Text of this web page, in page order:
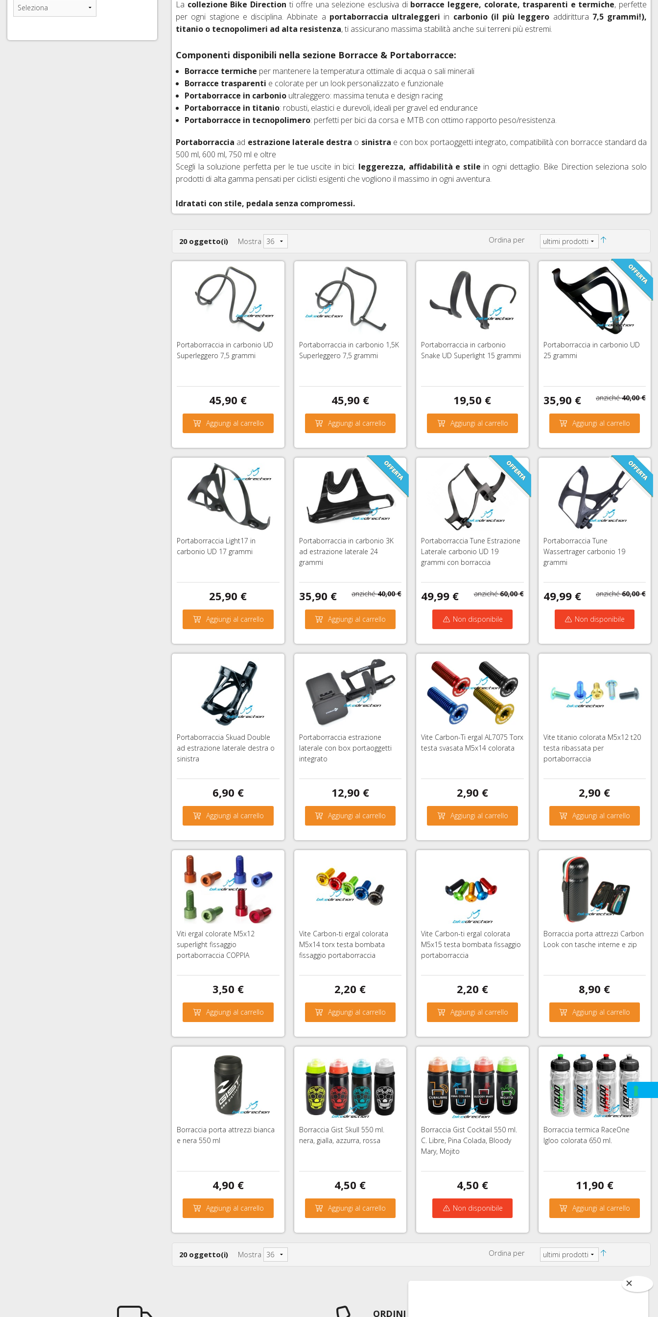
CAVI E GUAINE CAMBIO DERAGLIATORE E ACCESSORI
COPERTONI E CAMERE D'ARIA 26"
COPERTONI E CAMERE D'ARIA 27,5"
COPERTONI E CAMERE D'ARIA 29ER
SIGILLANTI TRASFORMAZIONE TUBELESS, VALVOLE E ACCESSORI
SGANCI RAPIDI E PERNI PASSANTI
FRENI SRAM AVID
FRENI HAYES
FRENI MAGURA
FRENI HOPE
FRENI BRAKING
CAVI, GUAINE E ACCESSORI FRENI CORSA E MTB
TUBI E ACCESSORI FRENI IDRAULICI
La collezione Bike Direction ti offre una selezione esclusiva di borracce leggere, colorate, trasparenti e termiche, perfette
per ogni stagione e disciplina. Abbinate a portaborraccia ultraleggeri in carbonio (il più leggero addirittura 7,5 grammi!),
titanio o tecnopolimeri ad alta resistenza, ti assicurano massima stabilità anche sui terreni più estremi.
Componenti disponibili nella sezione Borracce & Portaborracce:
Borracce termiche per mantenere la temperatura ottimale di acqua o sali minerali
Borracce trasparenti e colorate per un look personalizzato e funzionale
Portaborracce in carbonioultraleggero: massima tenuta e design racing
Portaborracce in titanio: robusti, elastici e durevoli, ideali per gravel ed endurance
Portaborracce in tecnopolimero: perfetti per bici da corsa e MTB con ottimo rapporto peso/resistenza.
Portaborraccia ad estrazione laterale destra o sinistra e con box portaoggetti integrato, compatibilità con borracce standard da
500 ml, 600 ml, 750 ml e oltre
Scegli la soluzione perfetta per le tue uscite in bici: leggerezza, affidabilità e stile in ogni dettaglio. Bike Direction seleziona solo
prodotti di alta gamma pensati per ciclisti esigenti che vogliono il massimo in ogni avventura.
Idratati con stile, pedala senza compromessi.
20 oggetto(i) Mostra Ordina per
Portaborraccia in carbonio UD
Superleggero 7,5 grammi
45,90 €
Aggiungi al carrello
Portaborraccia in carbonio 1,5K
Superleggero 7,5 grammi
45,90 €
Aggiungi al carrello
Portaborraccia in carbonio
Snake UD Superlight 15 grammi
19,50 €
Aggiungi al carrello
Portaborraccia in carbonio UD
25 grammi
35,90 € anziché 40,00 €
Aggiungi al carrello
Portaborraccia Light17 in
carbonio UD 17 grammi
25,90 €
Aggiungi al carrello
Portaborraccia in carbonio 3K
ad estrazione laterale 24
grammi
35,90 € anziché 40,00 €
Aggiungi al carrello
Portaborraccia Tune Estrazione
Laterale carbonio UD 19
grammi con borraccia
49,99 € anziché 60,00 €
Non disponibile
Portaborraccia Tune
Wassertrager carbonio 19
grammi
49,99 € anziché 60,00 €
Non disponibile
Portaborraccia Skuad Double
ad estrazione laterale destra o
sinistra
6,90 €
Aggiungi al carrello
Portaborraccia estrazione
laterale con box portaoggetti
integrato
12,90 €
Aggiungi al carrello
Vite Carbon-Ti ergal AL7075 Torx
testa svasata M5x14 colorata
2,90 €
Aggiungi al carrello
Vite titanio colorata M5x12 t20
testa ribassata per
portaborraccia
2,90 €
Aggiungi al carrello
Viti ergal colorate M5x12
superlight fissaggio
portaborraccia COPPIA
3,50 €
Aggiungi al carrello
Vite Carbon-ti ergal colorata
M5x14 torx testa bombata
fissaggio portaborraccia
2,20 €
Aggiungi al carrello
Vite Carbon-ti ergal colorata
M5x15 testa bombata fissaggio
portaborraccia
2,20 €
Aggiungi al carrello
Borraccia porta attrezzi Carbon
Look con tasche interne e zip
8,90 €
Aggiungi al carrello
Borraccia porta attrezzi bianca
e nera 550 ml
4,90 €
Aggiungi al carrello
Borraccia Gist Skull 550 ml.
nera, gialla, azzurra, rossa
4,50 €
Aggiungi al carrello
Borraccia Gist Cocktail 550 ml.
C. Libre, Pina Colada, Bloody
Mary, Mojito
4,50 €
Non disponibile
Borraccia termica RaceOne
Igloo colorata 650 ml.
11,90 €
Aggiungi al carrello
20 oggetto(i) Mostra Ordina per
ORDINI TELEFONICI